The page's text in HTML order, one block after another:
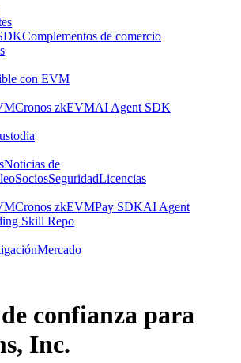
Complementos de comercio
con EVM
Cronos zkEVMAI Agent SDK
Noticias de
SociosSeguridadLicencias
Cronos zkEVMPay SDKAI Agent
Skill Repo
Mercado
confianza para
Inc.